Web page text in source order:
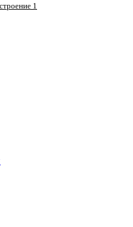
строение 1